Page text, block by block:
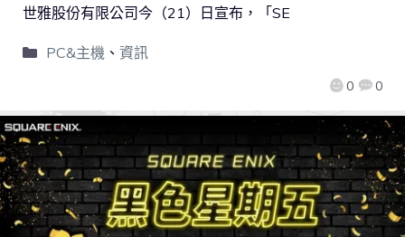
0 0
世雅股份有限公司今（21）日宣布，「SE
PC&主機 、 資訊